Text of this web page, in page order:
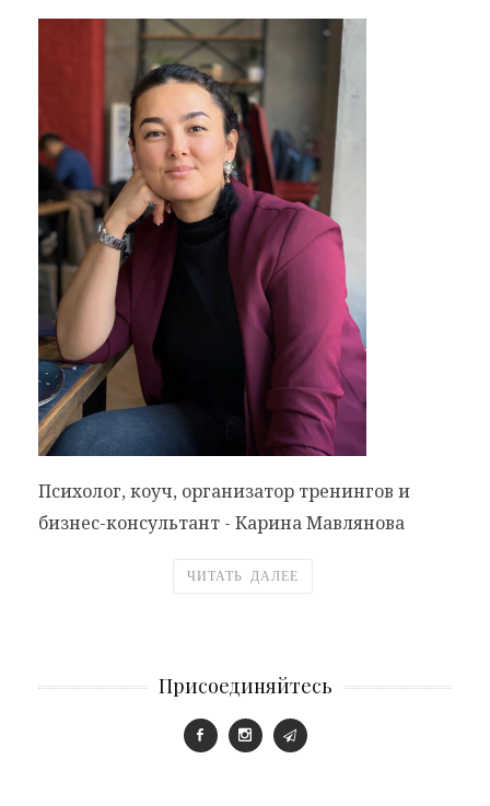
Психолог, коуч, организатор тренингов и
бизнес-консультант - Карина Мавлянова
ЧИТАТЬ ДАЛЕЕ
Присоединяйтесь